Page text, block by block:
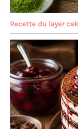
Recette du layer